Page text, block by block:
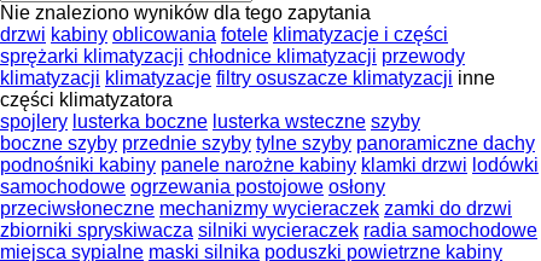
Nie znaleziono wyników dla tego zapytania
drzwi kabiny oblicowania fotele klimatyzacje i części
sprężarki klimatyzacji chłodnice klimatyzacji przewody
klimatyzacji klimatyzacje filtry osuszacze klimatyzacji inne
części klimatyzatora
spojlery lusterka boczne lusterka wsteczne szyby
boczne szyby przednie szyby tylne szyby panoramiczne dachy
podnośniki kabiny panele narożne kabiny klamki drzwi lodówki
samochodowe ogrzewania postojowe osłony
przeciwsłoneczne mechanizmy wycieraczek zamki do drzwi
zbiorniki spryskiwacza silniki wycieraczek radia samochodowe
miejsca sypialne maski silnika poduszki powietrzne kabiny